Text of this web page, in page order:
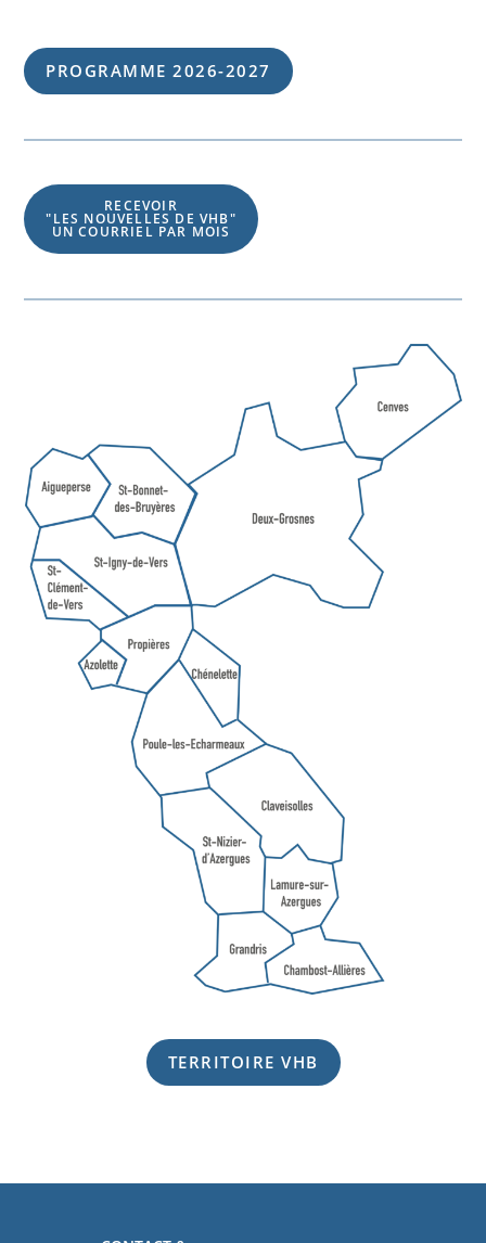
PROGRAMME 2026-2027
RECEVOIR
"LES NOUVELLES DE VHB"
UN COURRIEL PAR MOIS
TERRITOIRE VHB